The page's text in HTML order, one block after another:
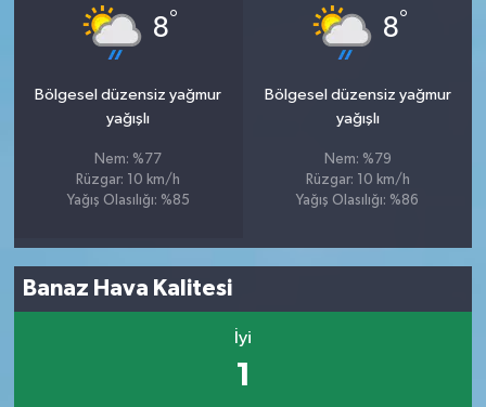
8°
Bölgesel düzensiz yağmur
yağışlı
Nem: %77
Rüzgar: 10 km/h
Yağış Olasılığı: %85
8°
Bölgesel düzensiz yağmur
yağışlı
Nem: %79
Rüzgar: 10 km/h
Yağış Olasılığı: %86
Banaz Hava Kalitesi
İyi
1